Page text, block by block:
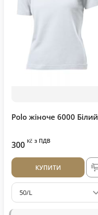
Polo жіноче 6000 Білий
300 Kč з ПДВ
КУПИТИ
50/L